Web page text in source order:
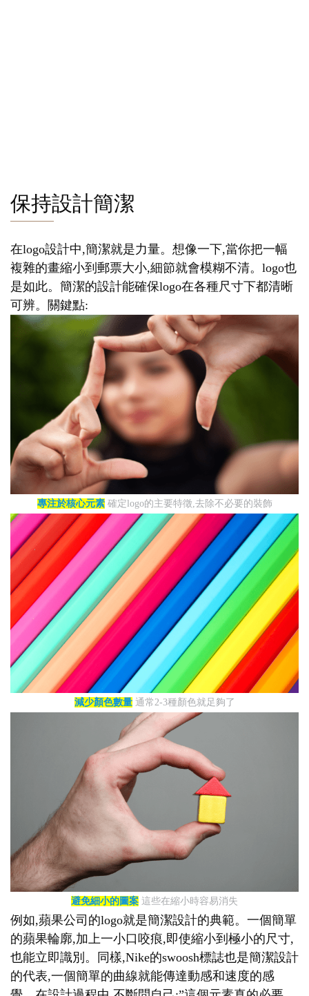
保持設計簡潔
在logo設計中,簡潔就是力量。想像一下,當你把一幅
複雜的畫縮小到郵票大小,細節就會模糊不清。logo也
是如此。簡潔的設計能確保logo在各種尺寸下都清晰
可辨。關鍵點:
專注於核心元素確定logo的主要特徵,去除不必要的裝飾
減少顏色數量通常2-3種顏色就足夠了
避免細小的圖案 這些在縮小時容易消失
例如,蘋果公司的logo就是簡潔設計的典範。一個簡單
的蘋果輪廓,加上一小口咬痕,即使縮小到極小的尺寸,
也能立即識別。同樣,Nike的swoosh標誌也是簡潔設計
的代表,一個簡單的曲線就能傳達動感和速度的感